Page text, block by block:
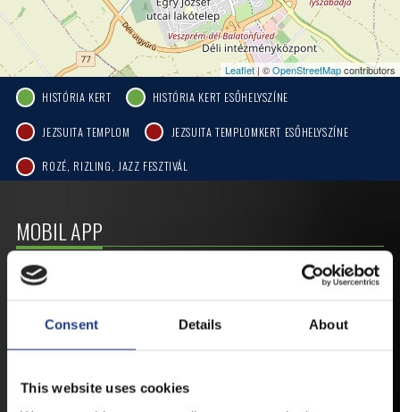
Consent Details About
This website uses cookies
Leaflet| ©OpenStreetMapcontributors
HISTÓRIA KERT HISTÓRIA KERT ESŐHELYSZÍNE
JEZSUITA TEMPLOM JEZSUITA TEMPLOMKERT ESŐHELYSZÍNE
ROZÉ, RIZLING, JAZZ FESZTIVÁL
MOBIL APP